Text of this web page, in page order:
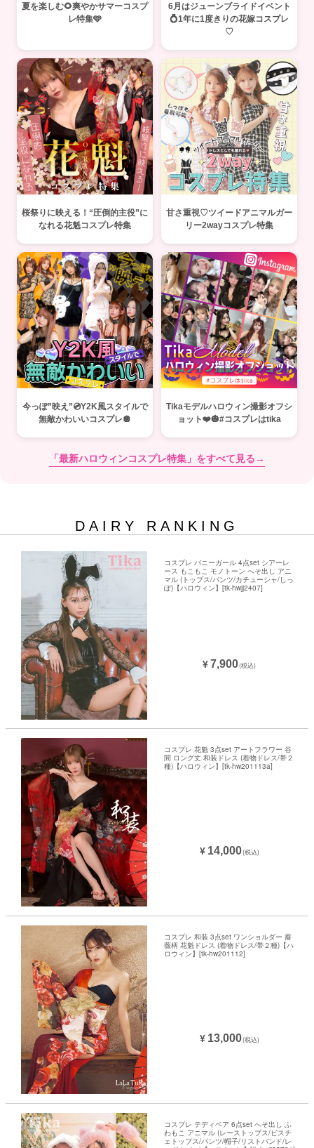
夏を楽しむ🌻爽やかサマーコスプ
レ特集🩵
6月はジューンブライドイベント
💍1年に1度きりの花嫁コスプレ
♡
桜祭りに映える！“圧倒的主役”に
なれる花魁コスプレ特集
甘さ重視♡ツイードアニマルガー
リー2wayコスプレ特集
今っぽ”映え”💿Y2K風スタイルで
無敵かわいいコスプレ🪩
Tikaモデルハロウィン撮影オフシ
ョット❤️🎃#コスプレはtika
「最新ハロウィンコスプレ特集」をすべて見る→
DAIRY RANKING
コスプレ バニーガール 4点set シアーレ
ース もこもこ モノトーン へそ出し アニ
マル (トップス/パンツ/カチューシャ/しっ
ぽ)【ハロウィン】[tk-hwjj2407]
¥ 7,900(税込)
コスプレ 花魁 3点set アートフラワー 谷
間 ロング丈 和装ドレス (着物ドレス/帯２
種)【ハロウィン】[tk-hw201113a]
¥ 14,000(税込)
コスプレ 和装 3点set ワンショルダー 薔
薇柄 花魁ドレス (着物ドレス/帯２種)【ハ
ロウィン】[tk-hw201112]
¥ 13,000(税込)
コスプレ テディベア 6点set へそ出し ふ
わもこ アニマル (レーストップス/ビスチ
ェトップス/パンツ/帽子/リストバンド/レ